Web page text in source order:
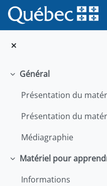
Passer au contenu principal
Replier
Général
Présentation du
Présentation du
Médiagraphie
Replier
Informations